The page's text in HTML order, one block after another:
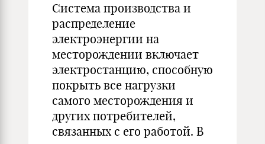
Система производства и
распределение
электроэнергии на
месторождении включает
электростанцию, способную
покрыть все нагрузки
самого месторождения и
других потребителей,
связанных с его работой. В